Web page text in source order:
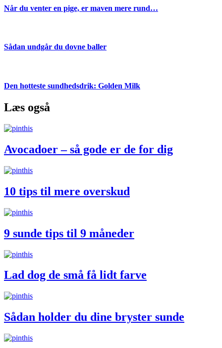
Når du venter en pige, er maven mere rund…
Sådan undgår du dovne baller
Den hotteste sundhedsdrik: Golden Milk
Læs også
Avocadoer – så gode er de for dig
10 tips til mere overskud
9 sunde tips til 9 måneder
Lad dog de små få lidt farve
Sådan holder du dine bryster sunde